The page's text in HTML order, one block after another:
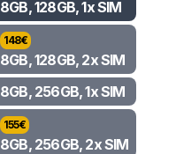
8GB, 128GB, 1x SIM
148€
8GB, 128GB, 2x SIM
8GB, 256GB, 1x SIM
155€
8GB, 256GB, 2x SIM